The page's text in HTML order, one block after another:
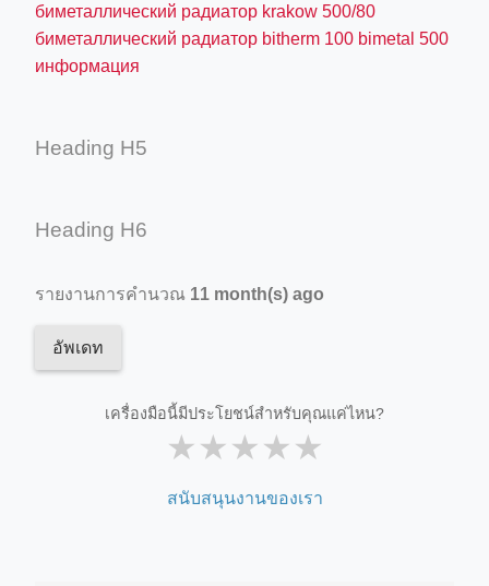
биметаллический радиатор krakow 500/80
биметаллический радиатор bitherm 100 bimetal 500
информация
Heading H5
Heading H6
รายงานการคำนวณ 11 month(s) ago
อัพเดท
เครื่องมือนี้มีประโยชน์สำหรับคุณแค่ไหน?
★★★★★
สนับสนุนงานของเรา